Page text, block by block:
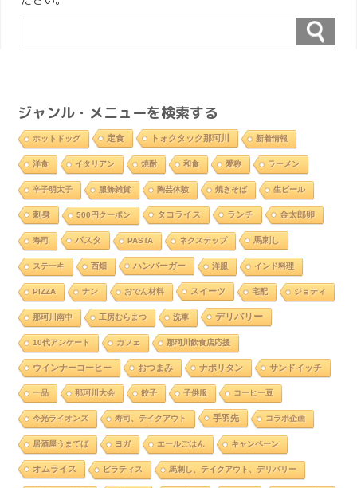
ジャンル・メニューを検索する
ホットドッグ 定食 トォクタック那珂川 新着情報
洋食 イタリアン 焼酎 和食 愛称 ラーメン
辛子明太子 服飾雑貨 陶芸体験 焼きそば 生ビール
刺身 500円クーポン タコライス ランチ 金太郎卵
寿司 パスタ PASTA ネクステップ 馬刺し
ステーキ 西畑 ハンバーガー 洋服 インド料理
PIZZA ナン おでん材料 スイーツ 宅配 ジョティ
那珂川南中 工房むらまつ 洗車 デリバリー
10代アンケート カフェ 那珂川飲食店応援
ウインナーコーヒー おつまみ ナポリタン サンドイッチ
一品 那珂川大会 餃子 子供服 コーヒー豆
今光ライオンズ 寿司、テイクアウト 手羽先 コラボ企画
居酒屋うまてば ヨガ エールごはん キャンペーン
オムライス ピラティス 馬刺し、テイクアウト、デリバリー